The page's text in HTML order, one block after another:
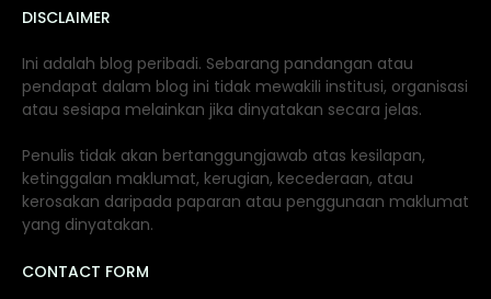
DISCLAIMER
Ini adalah blog peribadi. Sebarang pandangan atau
pendapat dalam blog ini tidak mewakili institusi, organisasi
atau sesiapa melainkan jika dinyatakan secara jelas.
Penulis tidak akan bertanggungjawab atas kesilapan,
ketinggalan maklumat, kerugian, kecederaan, atau
kerosakan daripada paparan atau penggunaan maklumat
yang dinyatakan.
CONTACT FORM